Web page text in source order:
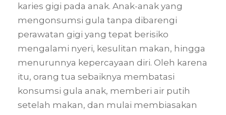
karies gigi pada anak. Anak-anak yang
mengonsumsi gula tanpa dibarengi
perawatan gigi yang tepat berisiko
mengalami nyeri, kesulitan makan, hingga
menurunnya kepercayaan diri. Oleh karena
itu, orang tua sebaiknya membatasi
konsumsi gula anak, memberi air putih
setelah makan, dan mulai membiasakan